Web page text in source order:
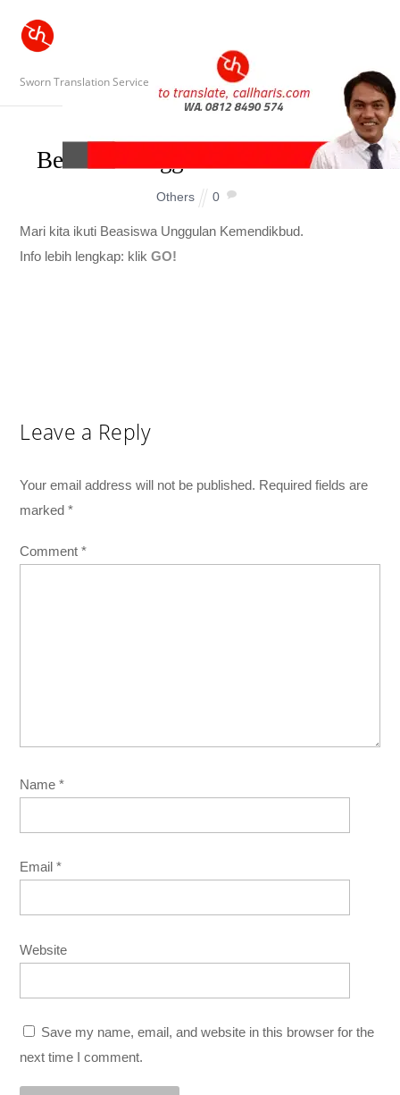
Sworn Translation Service
Beasiswa Unggulan Kemendikbud
Others 0
Mari kita ikuti Beasiswa Unggulan Kemendikbud.
Info lebih lengkap: klikGO!
Leave a Reply
Your email address will not be published. Required fields are
marked*
Comment*
Name*
Email*
Website
Save my name, email, and website in this browser for the
next time I comment.